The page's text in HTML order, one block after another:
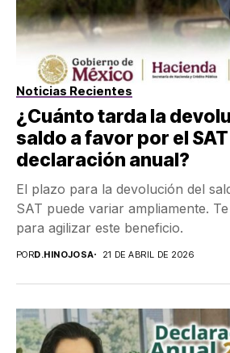
Noticias Recientes
¿Cuánto tarda la
saldo a favor por el
declaración anual?
El plazo para la devolución del
SAT puede variar ampliamente.
para agilizar este beneficio.
PORD.HINOJOSA 21 DE ABRIL DE 2026